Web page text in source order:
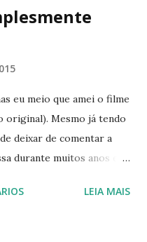
eu meio que amei o filme
original). Mesmo já tendo
deixar de comentar a
durante muitos anos e a
variam entre artistas
LEIA MAIS